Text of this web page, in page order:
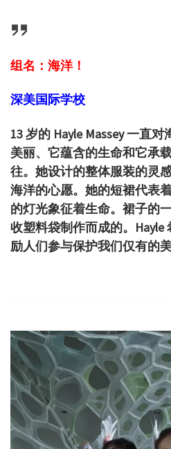
组名：海洋！
深美国际学校
13 岁的 Hayle Massey 一直
美丽、它蕴含的生命和它承
往。 她设计的整体服装的灵
海洋的心愿。 她的短裙代表
的灯光象征着生命。裙子的
收塑料袋制作而成的。 Hayle
励人们参与保护我们仅有的美